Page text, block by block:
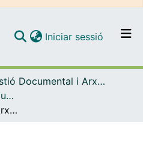
Navega per tot el DD
Iniciar sessió (current)
Gestió Documental i Arxiu Històric de la Universitat de Barcelona
Memòries (Gestió Documental i Arxiu Històric de la Universitat de Barcelona)
Gestió Documental i Arxiu. Memòria 2017